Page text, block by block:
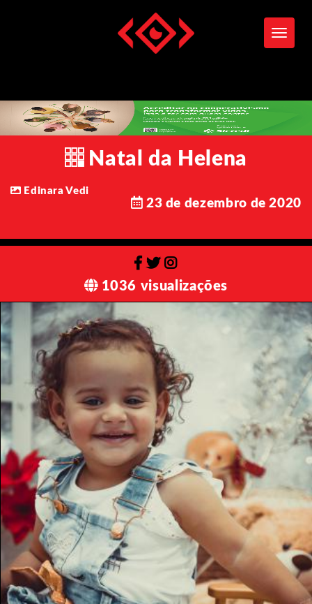
Natal da Helena
Edinara Vedi
23 de dezembro de 2020
1036 visualizações